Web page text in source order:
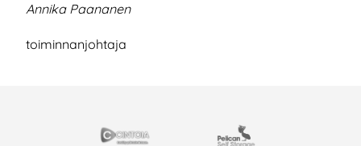
Annika Paananen
toiminnanjohtaja